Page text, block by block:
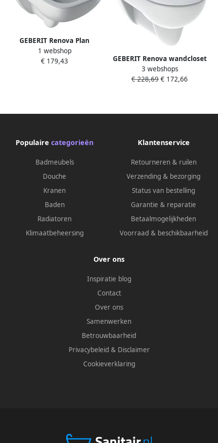
GEBERIT Renova Plan
wandcloset diepspoel zonder
spoelrand PK hxbxd
1 webshop
€ 179,43
GEBERIT Renova wandcloset
diepspoel 3-6l PK met zitting
hxbxd 405x370x540mm
3 webshops
€ 228,69 € 172,66
Populaire categorieën
Badmeubels
Douche
Kranen
Baden
Radiatoren
Klimaatbeheersing
Klantenservice
Retourneren & ruilen
Verzending & bezorging
Status van bestelling
Garantie & reparatie
Betaalmogelijkheden
Voorraad & beschikbaarheid
Over ons
Inspiratie blog
Contact
Over ons
Samenwerken
Betrouwbaarheid
Privacybeleid & Disclaimer
Cookieverklaring